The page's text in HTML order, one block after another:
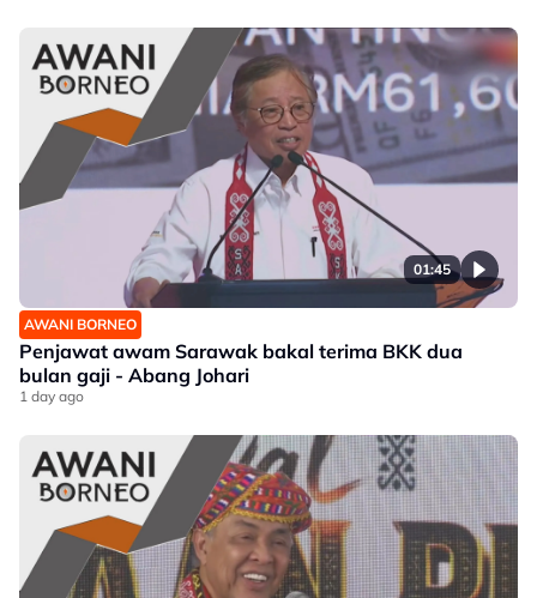
01:45
AWANI BORNEO
Penjawat awam Sarawak bakal terima BKK dua
bulan gaji - Abang Johari
1 day ago